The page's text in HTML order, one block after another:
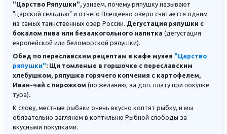
"Царство Ряпушки", узнаем, почему ряпушку называют
"царской сельдью" и отчего Плещеево озеро считается одним
из самых таинственных озер России. Дегустация ряпушки с
бокалом пива или безалкогольного напитка (дегустация
европейской или беломорской ряпушки).
Обед по переславским рецептам в кафе музея "Царство
ряпушки": Щи томленые в горшочке с переславским
хлебушком, ряпушка горячего копчения с картофелем,
Иван-чай с пирожком (по желанию, за доп. плату при покупке
тура).
К слову, местные рыбаки очень вкусно коптят рыбку, и мы
обязательно заглянем в коптильню Рыбной слободы за
вкусными покупками.